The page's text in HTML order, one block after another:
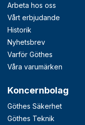
Arbeta hos oss
Vårt erbjudande
Historik
Nyhetsbrev
Varför Göthes
Våra varumärken
Koncernbolag
Göthes Säkerhet
Göthes Teknik